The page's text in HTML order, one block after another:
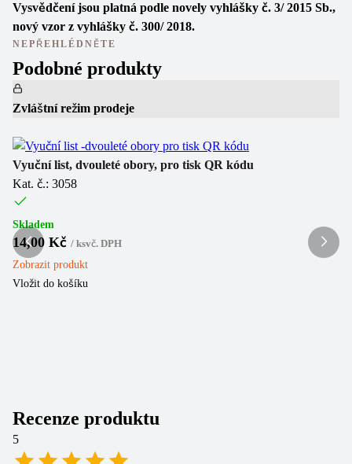
Vysvědčení jsou platná podle novely vyhlášky č. 3/ 2015 Sb.,
nový vzor z vyhlášky č. 300/ 2018.
NEPŘEHLÉDNĚTE
Podobné produkty
Zvláštní režim prodeje
Vyuční list, dvouleté obory, pro tisk QR kódu
Kat. č.: 3058
Skladem
14,00 Kč / ksvč. DPH
Zobrazit produkt
Vložit do košíku
Recenze produktu
5